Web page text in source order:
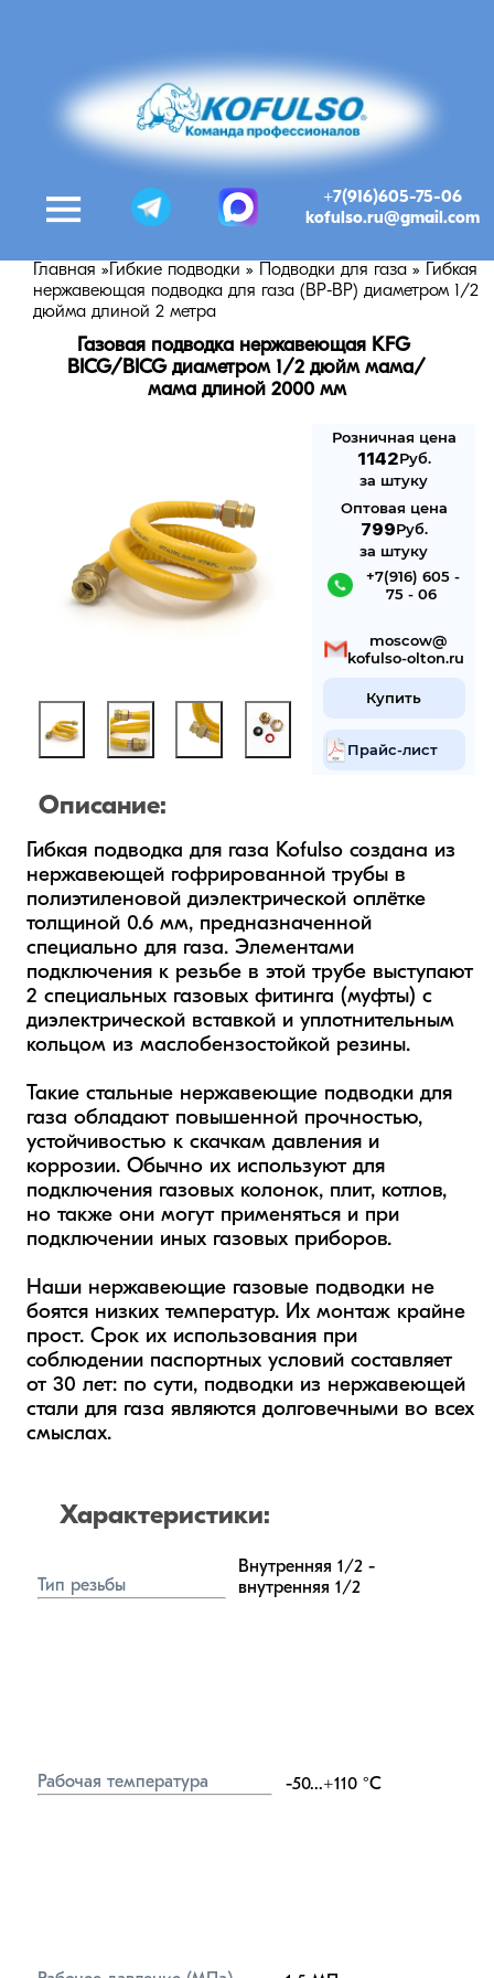
+7(916)605-75-06
kofulso.ru@gmail.com
Главная »Гибкие подводки » Подводки для газа » Гибкая
нержавеющая подводка для газа (ВР-ВР) диаметром 1/2
дюйма длиной 2 метра
Газовая подводка нержавеющая KFG
BICG/BICG диаметром 1/2 дюйм мама/
мама длиной 2000 мм
Розничная цена
1142Руб.
за штуку
Оптовая цена
799Руб.
за штуку
+7(916) 605 -
75 - 06
mosсow@
kofulso-olton.ru
Купить
Прайс-лист
Описание:
Гибкая подводка для газа Kofulso создана из
нержавеющей гофрированной трубы в
полиэтиленовой диэлектрической оплётке
толщиной 0.6 мм, предназначенной
специально для газа. Элементами
подключения к резьбе в этой трубе выступают
2 специальных газовых фитинга (муфты) с
диэлектрической вставкой и уплотнительным
кольцом из маслобензостойкой резины.
Такие стальные нержавеющие подводки для
газа обладают повышенной прочностью,
устойчивостью к скачкам давления и
коррозии. Обычно их используют для
подключения газовых колонок, плит, котлов,
но также они могут применяться и при
подключении иных газовых приборов.
Наши нержавеющие газовые подводки не
боятся низких температур. Их монтаж крайне
прост. Срок их использования при
соблюдении паспортных условий составляет
от 30 лет: по сути, подводки из нержавеющей
стали для газа являются долговечными во всех
смыслах.
Характеристики:
Тип резьбы
Внутренняя 1/2 -
внутренняя 1/2
Рабочая температура -50...+110 °C